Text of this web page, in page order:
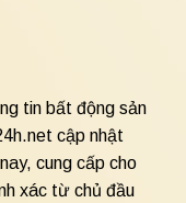
tin bất động sản
cập nhật
cung cấp cho
xác từ chủ đầu